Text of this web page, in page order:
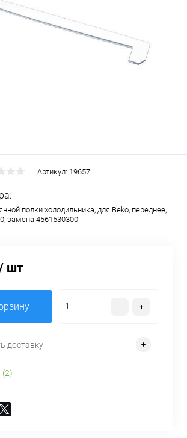
Артикул: 19657
полки холодильника, для Beko, переднее,
замена 4561530300
шт
доставку
(2)